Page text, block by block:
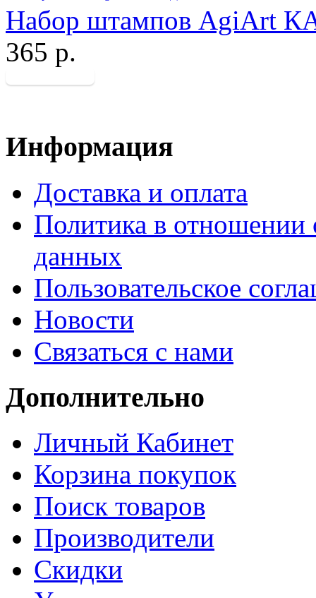
Набор штампов AgiArt
365 р.
Информация
Доставка и оплата
Политика в отношении
данных
Пользовательское
Новости
Связаться с нами
Дополнительно
Личный Кабинет
Корзина покупок
Поиск товаров
Производители
Скидки